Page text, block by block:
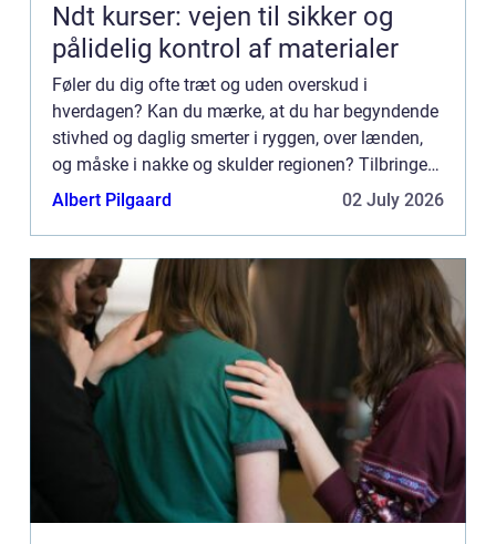
Ndt kurser: vejen til sikker og
pålidelig kontrol af materialer
Føler du dig ofte træt og uden overskud i
hverdagen? Kan du mærke, at du har begyndende
stivhed og daglig smerter i ryggen, over lænden,
og måske i nakke og skulder regionen? Tilbringer
du det meste af din dag i stilles...
Albert Pilgaard 02 July 2026